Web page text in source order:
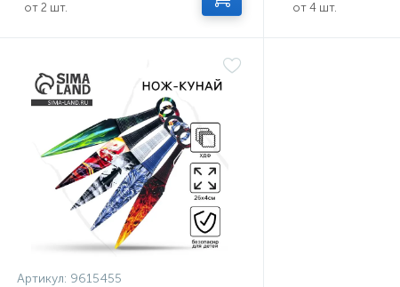
от 2 шт. от 4 шт.
Артикул: 9615455